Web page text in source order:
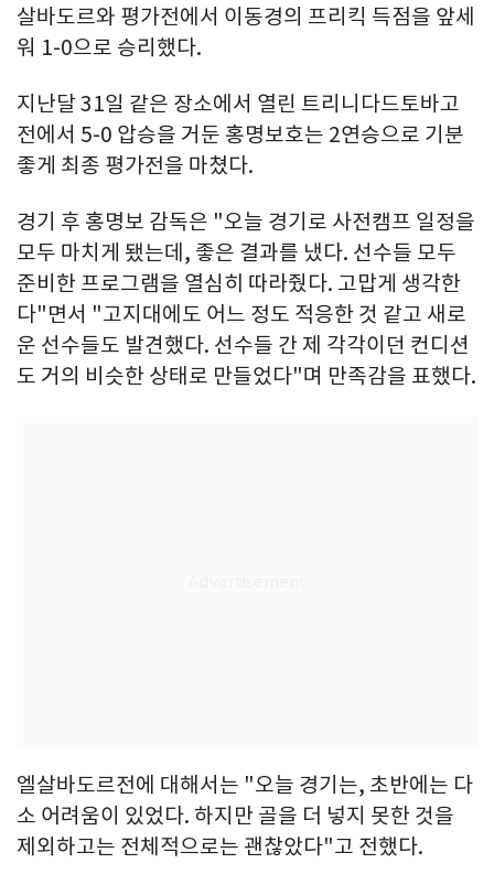
살바도르와 평가전에서 이동경의 프리킥 득점을 앞세
워 1-0으로 승리했다.
지난달 31일 같은 장소에서 열린 트리니다드토바고
전에서 5-0 압승을 거둔 홍명보호는 2연승으로 기분
좋게 최종 평가전을 마쳤다.
경기 후 홍명보 감독은 "오늘 경기로 사전캠프 일정을
모두 마치게 됐는데, 좋은 결과를 냈다. 선수들 모두
준비한 프로그램을 열심히 따라줬다. 고맙게 생각한
다"면서 "고지대에도 어느 정도 적응한 것 같고 새로
운 선수들도 발견했다. 선수들 간 제 각각이던 컨디션
도 거의 비슷한 상태로 만들었다"며 만족감을 표했다.
엘살바도르전에 대해서는 "오늘 경기는, 초반에는 다
소 어려움이 있었다. 하지만 골을 더 넣지 못한 것을
제외하고는 전체적으로는 괜찮았다"고 전했다.